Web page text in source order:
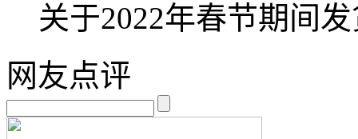
关于2022年春节期间
网友点评